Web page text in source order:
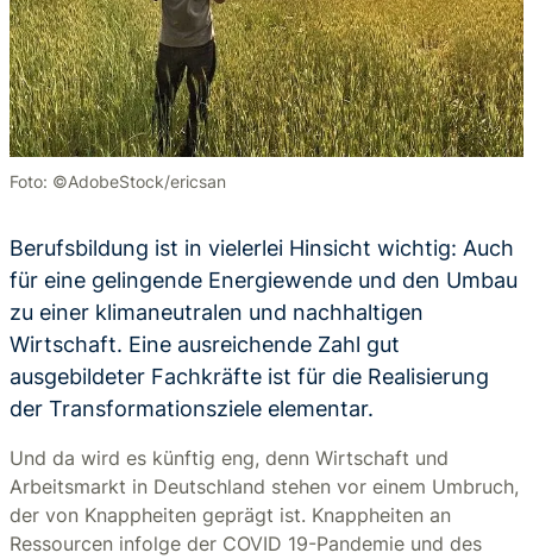
Foto: ©AdobeStock/ericsan
Berufsbildung ist in vielerlei Hinsicht wichtig: Auch
für eine gelingende Energiewende und den Umbau
zu einer klimaneutralen und nachhaltigen
Wirtschaft. Eine ausreichende Zahl gut
ausgebildeter Fachkräfte ist für die Realisierung
der Transformationsziele elementar.
Und da wird es künftig eng, denn Wirtschaft und
Arbeitsmarkt in Deutschland stehen vor einem Umbruch,
der von Knappheiten geprägt ist. Knappheiten an
Ressourcen infolge der COVID 19-Pandemie und des